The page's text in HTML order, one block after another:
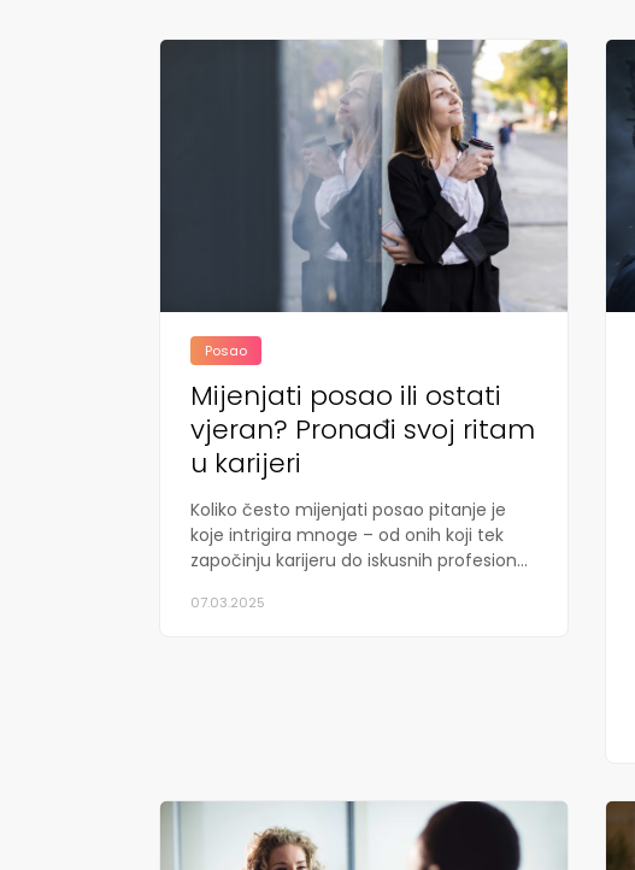
Posao
Mijenjati posao ili ostati
vjeran? Pronađi svoj ritam
u karijeri
Koliko često mijenjati posao pitanje je
koje intrigira mnoge – od onih koji tek
započinju karijeru do iskusnih profesion...
07.03.2025